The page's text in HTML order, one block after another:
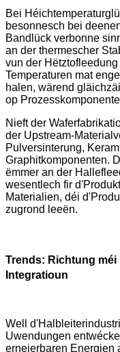
Bei
besonnesch bei
Bandlück verbonne
an der thermescher
vun der
Temperaturen mat
halen, wärend
op
Nieft der
der Upstream-
Pulversinterung,
Graphitkomponenten.
ëmmer an der
wesentlech fir
Materialien, déi
zugrond leeën.
Trends: Richtung
Integratioun
Well
Uwendungen
erneierbaren Energien